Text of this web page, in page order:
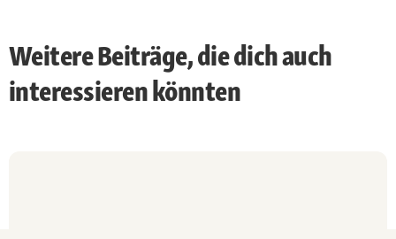
Weitere Beiträge, die dich auch
interessieren könnten